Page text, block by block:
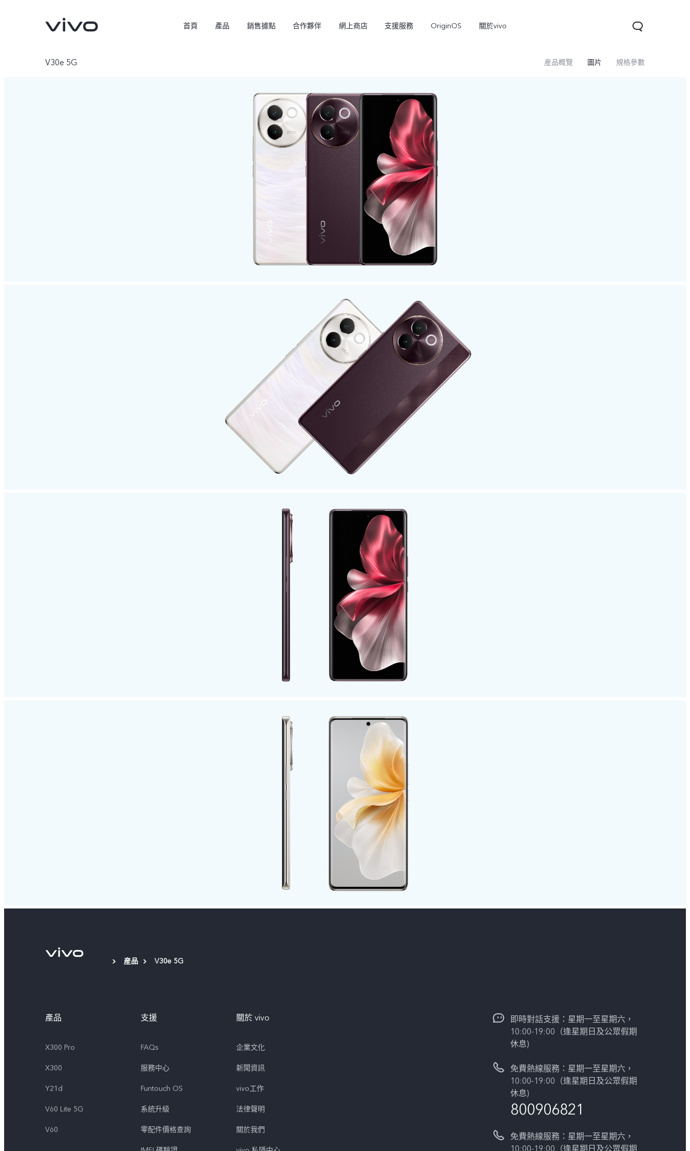
首頁 產品 銷售據點 合作夥伴 網上商店 支援服務 OriginOS 關於vivo
V60 Lite 5G
V30e 5G 産品概覽 圖片 規格參數
産品 V30e 5G
產品
X300 Pro
X300
Y21d
V60 Lite 5G
V60
支援
FAQs
服務中心
Funtouch OS
系統升級
零配件價格查詢
關於 vivo
企業文化
新聞資訊
vivo工作
法律聲明
關於我們
即時對話支援：星期一至星期六，
10:00-19:00（逢星期日及公眾假期
休息)
免費熱線服務：星期一至星期六，
10:00-19:00（逢星期日及公眾假期
休息)
800906821
免費熱線服務：星期一至星期六，
10:00-19:00（逢星期日及公眾假期